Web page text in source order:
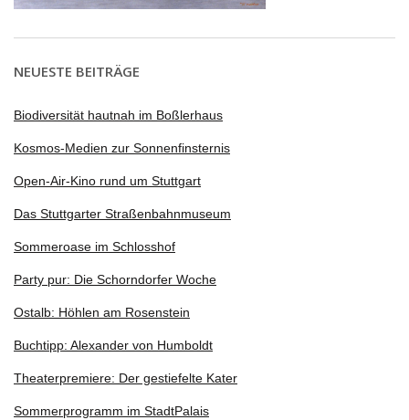
NEUESTE BEITRÄGE
Biodiversität hautnah im Boßlerhaus
Kosmos-Medien zur Sonnenfinsternis
Open-Air-Kino rund um Stuttgart
Das Stuttgarter Straßenbahnmuseum
Sommeroase im Schlosshof
Party pur: Die Schorndorfer Woche
Ostalb: Höhlen am Rosenstein
Buchtipp: Alexander von Humboldt
Theaterpremiere: Der gestiefelte Kater
Sommerprogramm im StadtPalais